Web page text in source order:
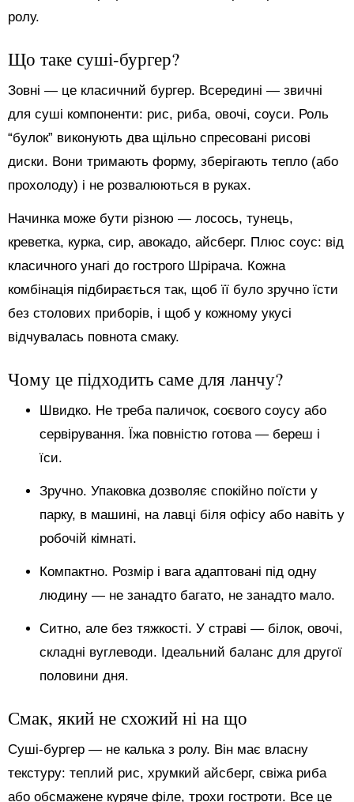
ролу.
Що таке суші-бургер?
Зовні — це класичний бургер. Всередині — звичні
для суші компоненти: рис, риба, овочі, соуси. Роль
“булок” виконують два щільно спресовані рисові
диски. Вони тримають форму, зберігають тепло (або
прохолоду) і не розвалюються в руках.
Начинка може бути різною — лосось, тунець,
креветка, курка, сир, авокадо, айсберг. Плюс соус: від
класичного унагі до гострого Шрірача. Кожна
комбінація підбирається так, щоб її було зручно їсти
без столових приборів, і щоб у кожному укусі
відчувалась повнота смаку.
Чому це підходить саме для ланчу?
Швидко. Не треба паличок, соєвого соусу або
сервірування. Їжа повністю готова — береш і
їси.
Зручно. Упаковка дозволяє спокійно поїсти у
парку, в машині, на лавці біля офісу або навіть у
робочій кімнаті.
Компактно. Розмір і вага адаптовані під одну
людину — не занадто багато, не занадто мало.
Ситно, але без тяжкості. У страві — білок, овочі,
складні вуглеводи. Ідеальний баланс для другої
половини дня.
Смак, який не схожий ні на що
Суші-бургер — не калька з ролу. Він має власну
текстуру: теплий рис, хрумкий айсберг, свіжа риба
або обсмажене куряче філе, трохи гостроти. Все це